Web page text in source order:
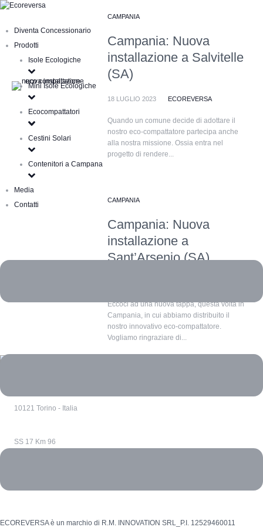
Diventa Concessionario
Prodotti
Isole Ecologiche
Mini Isole Ecologiche
Ecocompattatori
Cestini Solari
Contenitori a Campana
Media
Contatti
CAMPANIA
Campania: Nuova
installazione a Salvitelle
(SA)
18 LUGLIO 2023 ECOREVERSA
Quando un comune decide di adottare il
nostro eco-compattatore partecipa anche
alla nostra missione. Ossia entra nel
progetto di rendere...
CAMPANIA
Campania: Nuova
installazione a
Sant’Arsenio (SA)
Eccoci ad una nuova tappa, questa volta in
Campania, in cui abbiamo distribuito il
nostro innovativo eco-compattatore.
Vogliamo ringraziare di...
10121 Torino - Italia
SS 17 Km 96
ECOREVERSA è un marchio di R.M. INNOVATION SRL_P.I. 12529460011